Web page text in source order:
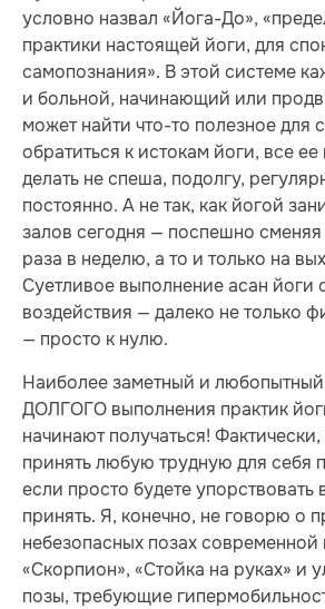
условно назвал «Йога-До»,
практики настоящей йоги, для
самопознания». В этой системе
и больной, начинающий или
может найти что-то полезное для
обратиться к истокам йоги, все ее
делать не спеша, подолгу,
постоянно. А не так, как йогой
залов сегодня — поспешно
раза в неделю, а то и только на
Суетливое выполнение асан йоги
воздействия — далеко не только
— просто к нулю.
Наиболее заметный и
ДОЛГОГО выполнения практик
начинают получаться!
принять любую трудную для себя
если просто будете упорствовать
принять. Я, конечно, не говорю о
небезопасных позах современной
«Скорпион», «Стойка на руках» и
позы, требующие